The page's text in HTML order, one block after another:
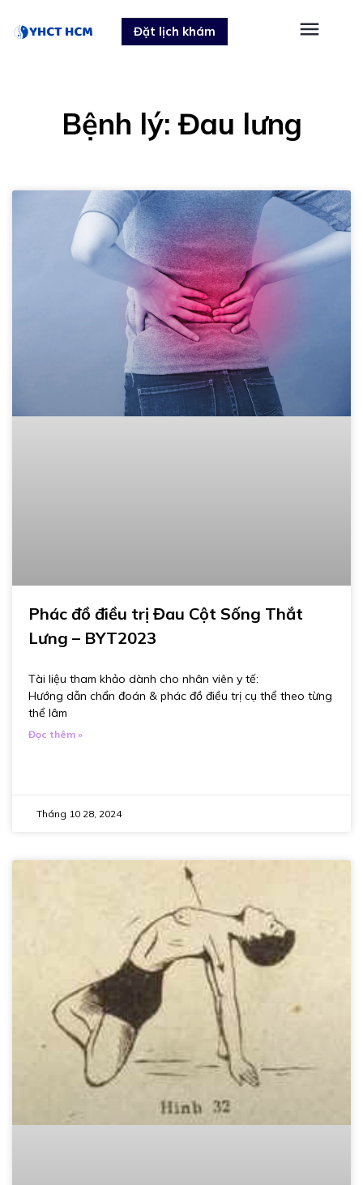
Đặt lịch khám
Bệnh lý: Đau lưng
Phác đồ điều trị Đau Cột Sống Thắt
Lưng – BYT2023
Tài liệu tham khảo dành cho nhân viên y tế:
Hướng dẫn chẩn đoán & phác đồ điều trị cụ thể theo từng
thể lâm
Đọc thêm »
Tháng 10 28, 2024